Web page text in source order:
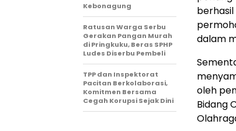
dalam
oleh
Bidang
Kebonagung
Ratusan Warga Serbu
Gerakan Pangan Murah
di Pringkuku, Beras SPHP
Ludes Diserbu Pembeli
TPP dan Inspektorat
Pacitan Berkolaborasi,
Komitmen Bersama
Cegah Korupsi Sejak Dini